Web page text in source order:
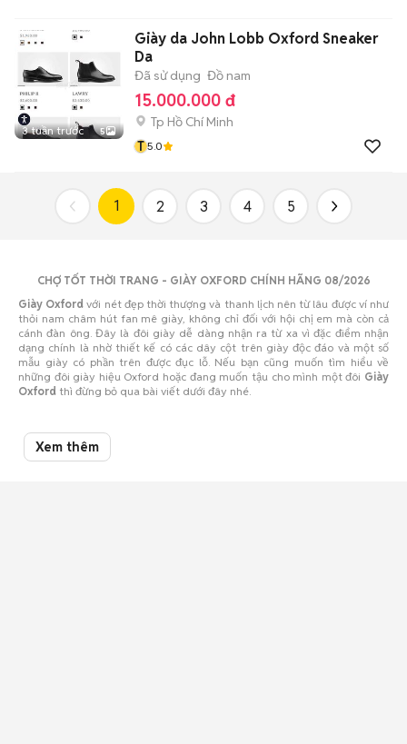
3 tuần trước 5
Giày da John Lobb Oxford Sneaker
Da
Đã sử dụng Đồ nam
15.000.000 đ
Tp Hồ Chí Minh
T 5.0
1 2 3 4 5
CHỢ TỐT THỜI TRANG - GIÀY OXFORD CHÍNH HÃNG 08/2026
Giày Oxford với nét đẹp thời thượng và thanh lịch nên từ lâu được ví như
thỏi nam châm hút fan mê giày, không chỉ đối với hội chị em mà còn cả
cánh đàn ông. Đây là đôi giày dễ dàng nhận ra từ xa vì đặc điểm nhận
dạng chính là nhờ thiết kế có các dây cột trên giày độc đáo và một số
mẫu giày có phần trên được đục lỗ. Nếu bạn cũng muốn tìm hiểu về
những đôi giày hiệu Oxford hoặc đang muốn tậu cho mình một đôi Giày
Oxford thì đừng bỏ qua bài viết dưới đây nhé.
Giày Oxford Nữ
Xem thêm